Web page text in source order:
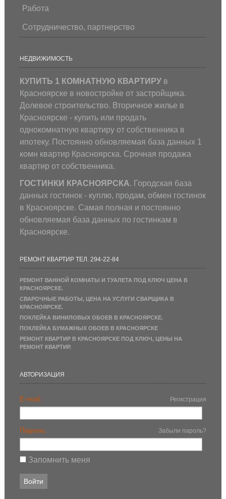
Работа
Сотрудничество, партнерство
НЕДВИЖИМОСТЬ
КУПИТЬ 1 КОМНАТНУЮ КВАРТИРУв
Красноярске в новостройке от застройщика.
Долевое строительство. Вторичное жилье в
Красноярске - купить или продать
однокомнатную квартиру от собственника в
ипотеку. Постоянно обновляемая база данных 1
комн квартир Красноярска. Срочная продажа
квартир от собственника.
ГОСТИНКИ КРАСНОЯРСКА. Городская база
данных гостинок - куплю, продам, обмен гостинок
в Красноярске. Самая полная и постоянно
обновляемая база данных по гостинкам в
Красноярске.
РЕМОНТ КВАРТИР ТЕЛ. 294-22-84
РЕМОНТ ВАННОЙ КОМНАТЫ И ТУАЛЕТА ПОД КЛЮЧ ЦЕНА В
КРАСНОЯРСКЕ.
СВАРОЧНЫЕ РАБОТЫ, ЦЕНА НА УСЛУГИ СВАРЩИКА В
КРАСНОЯРСКЕ.
ПОКЛЕЙКА ВИНИЛОВЫХ ОБОЕВ В КРАСНОЯРСКЕ.
ПОКЛЕЙКА БУМАЖНЫХ ОБОЕВ В КРАСНОЯРСКЕ
РЕМОНТ КВАРТИР В КРАСНОЯРСКЕ ПОД КЛЮЧ, ЦЕНЫ НА
РЕМОНТ КВАРТИР.
АВТОРИЗАЦИЯ
E-mail: Регистрация
Пароль: Забыли пароль?
Запомнить меня